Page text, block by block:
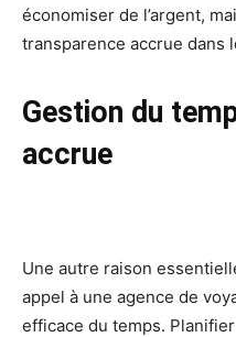
économiser de l’argent,
transparence accrue dans
Gestion du
accrue
Une autre raison
appel à une agence de
efficace du temps.